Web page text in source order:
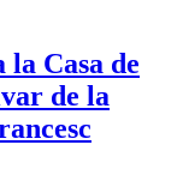
la Casa de
de la